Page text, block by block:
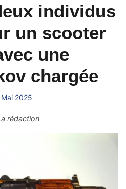
individus
un scooter
une
chargée
2025
rédaction